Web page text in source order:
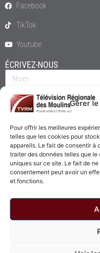
Gérer
Pour offrir les meilleures
telles que les cookies pour
appareils. Le fait de consentir à
traiter des données telles que
uniques sur ce site. Le fait de
consentement peut avoir un
et fonctions.
Facebook
TikTok
Youtube
ÉCRIVEZ-NOUS